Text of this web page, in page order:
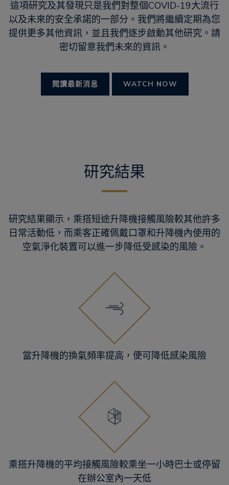
這項研究及其發現只是我們對整個COVID-19大流行
以及未來的安全承諾的一部分。我們將繼續定期為您
提供更多其他資訊，並且我們逐步啟動其他研究。請
密切留意我們未來的資訊。
閱讀最新消息 WATCH NOW
研究結果
研究結果顯示，乘搭短途升降機接觸風險較其他許多
日常活動低，而乘客正確佩戴口罩和升降機內使用的
空氣淨化裝置可以進一步降低受感染的風險。
當升降機的換氣頻率提高，便可降低感染風險
乘搭升降機的平均接觸風險較乘坐一小時巴士或停留
在辦公室內一天低